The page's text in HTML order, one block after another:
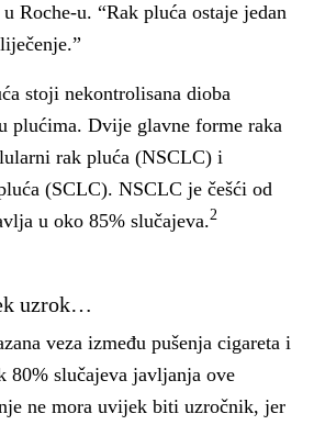
Roche-u. “Rak pluća ostaje jedan
stoji nekontrolisana dioba
plućima. Dvije glavne forme raka
rak pluća (NSCLC) i
(SCLC). NSCLC je češći od
u oko 85% slučajeva.2
uzrok…
veza između pušenja cigareta i
80% slučajeva javljanja ove
ne mora uvijek biti uzročnik, jer